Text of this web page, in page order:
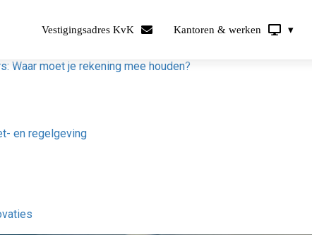
Vestigingsadres KvK Kantoren & werken
Waar moet je rekening mee houden?
en regelgeving